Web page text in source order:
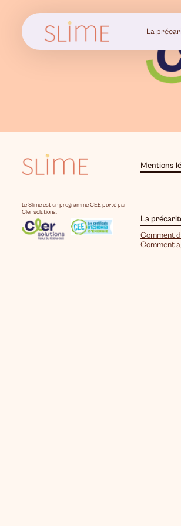
La
Le Slime est un programme CEE porté par
Cler solutions.
Mentions
La
Comment
Comment